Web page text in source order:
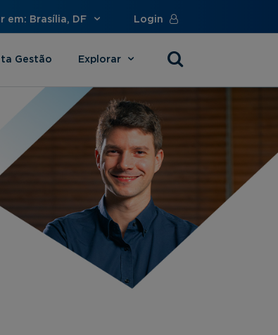
em: Brasília, DF Login
Gestão Explorar